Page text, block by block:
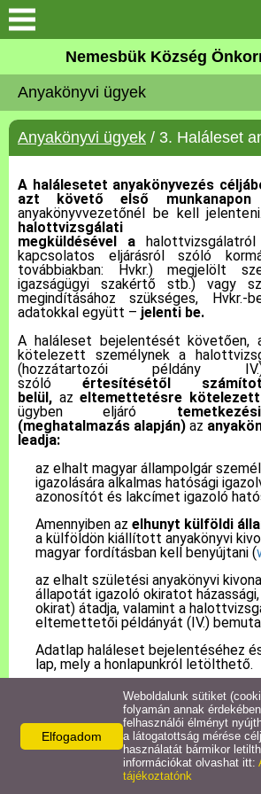
Keresés
Önkormányzat
Közös Önkormányzati
Hivatal
Zalaköveskút
Művelődési ház
Elérhetőség
Versenyképes Járások
Program
Pályázatok
Közérdekű információk
Letölthető nyomtatványok
E-ügyintézés
Anyakönyvi ügyek
Rendeletek,
Dokumentumok
Álláspályázat
Nemesbük Község
Anyakönyvi ügyek
Anyakönyvi ügyek / 3. Haláleset
A halálesetet anyakönyvezés
azt követő első munkanapon
anyakönyvvezetőnél be kell
halottvizsgálati
megküldésével a
kapcsolatos eljárásról szóló
továbbiakban: Hvkr.) megjelölt
igazságügyi szakértő stb.) vagy
megindításához szükséges, Hvkr.-
adatokkal együtt – jelenti be.
A haláleset bejelentését követően,
kötelezett személynek a
(hozzátartozói példány
szóló értesítésétől
belül, azeltemettetésre
ügyben eljáró
(meghatalmazás alapján) az
leadja:
az elhalt magyar állampolgár
igazolására alkalmas hatósági
azonosítót és lakcímet igazoló
Amennyiben az elhunyt külföldi
a külföldön kiállított anyakönyvi
magyar fordításban kell benyújtani (
az elhalt születési anyakönyvi
állapotát igazoló okiratot
okirat) átadja, valamint a
eltemettetői példányát (IV.)
Adatlap haláleset bejelentéséhez
lap, mely a honlapunkról letölthető.
A hozzátartozó előzetesen
anyakönyvvezetőtől, hogy az
házasságkötését, családi állapot
özvegység) rögzítse be az EAK-
esetben ezekről az anyakönyvi
Elfogadom
Weboldalunk sütiket
folyamán annak
felhasználói élményt
a látogatottság mérése
használatát bármikor
információkat olvashat itt:
tájékoztatónk